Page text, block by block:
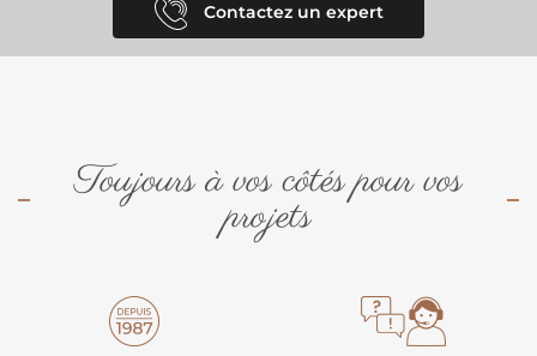
Contactez un expert
Toujours à vos côtés pour vos
projets